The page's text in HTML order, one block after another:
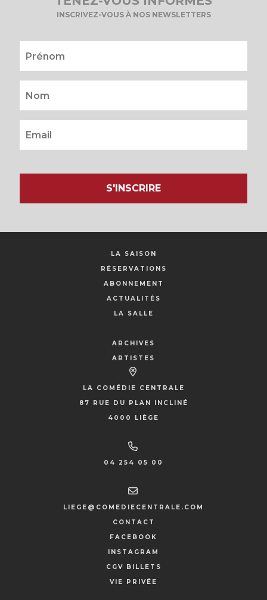
INSCRIVEZ-VOUS À NOS NEWSLETTERS
S'INSCRIRE
LA SAISON
RÉSERVATIONS
ABONNEMENT
ACTUALITÉS
LA SALLE
ARCHIVES
ARTISTES
LA COMÉDIE CENTRALE
87 RUE DU PLAN INCLINÉ
4000 LIÈGE
04 254 05 00
LIEGE@COMEDIECENTRALE.COM
CONTACT
FACEBOOK
INSTAGRAM
CGV BILLETS
VIE PRIVÉE